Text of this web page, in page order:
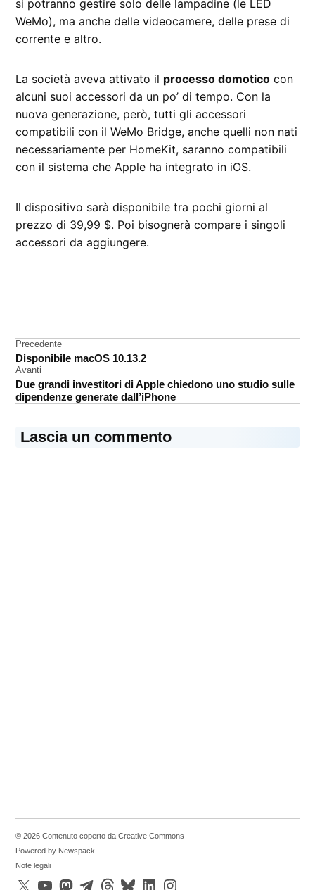
si potranno gestire solo delle lampadine (le LED
WeMo), ma anche delle videocamere, delle prese di
corrente e altro.
La società aveva attivato il processo domotico con
alcuni suoi accessori da un po’ di tempo. Con la
nuova generazione, però, tutti gli accessori
compatibili con il WeMo Bridge, anche quelli non nati
necessariamente per HomeKit, saranno compatibili
con il sistema che Apple ha integrato in iOS.
Il dispositivo sarà disponibile tra pochi giorni al
prezzo di 39,99 $. Poi bisognerà compare i singoli
accessori da aggiungere.
HomeKit
Navigazione
articoli
Precedente
Disponibile macOS 10.13.2
Avanti
Due grandi investitori di Apple chiedono uno studio sulle
dipendenze generate dall’iPhone
Lascia un commento
© 2026 Contenuto coperto da Creative Commons
Powered by Newspack
Note legali
X
YouTubeMastodonTelegramThreadsBlueskyLinkedInInstagram